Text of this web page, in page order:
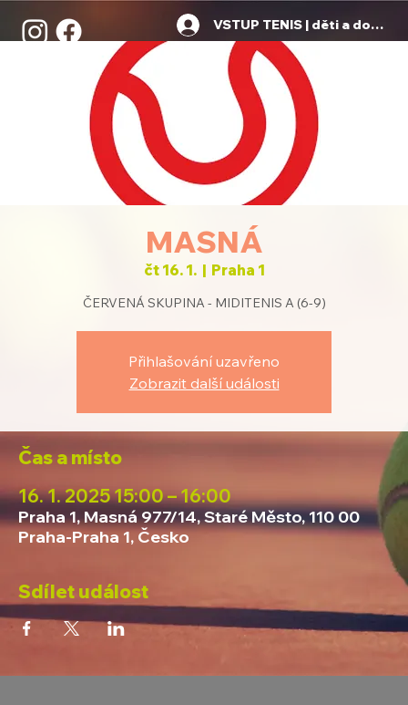
VSTUP TENIS | děti a dospělí
MASNÁ
čt 16. 1.
  |
Praha 1
ČERVENÁ SKUPINA - MIDITENIS A (6-9)
Přihlašování uzavřeno
Zobrazit další události
Čas a místo
16. 1. 2025 15:00 – 16:00
Praha 1, Masná 977/14, Staré Město, 110 00
Praha-Praha 1, Česko
Sdílet událost